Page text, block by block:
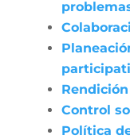
Control
Política